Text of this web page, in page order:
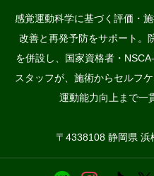
感覚運動科学に基づく評価・
改善と再発予防をサポート。
を併設し、国家資格者・
スタッフが、施術からセルフ
運動能力向上まで一
〒4338108 静岡県